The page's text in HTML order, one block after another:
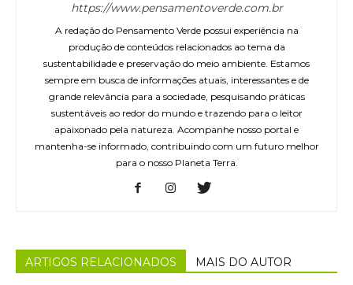
https://www.pensamentoverde.com.br
A redação do Pensamento Verde possui experiência na
produção de conteúdos relacionados ao tema da
sustentabilidade e preservação do meio ambiente. Estamos
sempre em busca de informações atuais, interessantes e de
grande relevância para a sociedade, pesquisando práticas
sustentáveis ao redor do mundo e trazendo para o leitor
apaixonado pela natureza. Acompanhe nosso portal e
mantenha-se informado, contribuindo com um futuro melhor
para o nosso Planeta Terra.
ARTIGOS RELACIONADOS MAIS DO AUTOR